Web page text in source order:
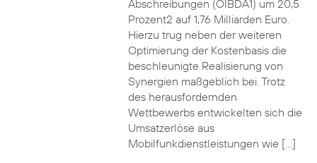
Abschreibungen (OIBDA1) um 20,5
Prozent2 auf 1,76 Milliarden Euro.
Hierzu trug neben der weiteren
Optimierung der Kostenbasis die
beschleunigte Realisierung von
Synergien maßgeblich bei. Trotz
des herausfordernden
Wettbewerbs entwickelten sich die
Umsatzerlöse aus
Mobilfunkdienstleistungen wie […]